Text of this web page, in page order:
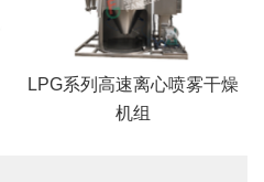
LPG系列高速离心喷雾干燥
机组